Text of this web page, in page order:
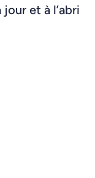
et à l’abri